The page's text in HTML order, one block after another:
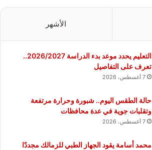
الأشهر
التعليم يحدد موعد بدء الدراسة 2026/2027..
تعرف على التفاصيل
7 أغسطس، 2026
حالة الطقس اليوم.. شبورة وحرارة مرتفعة
وتقلبات جوية في عدة محافظات
7 أغسطس، 2026
محمد أسامة يقود الجهاز الطبي للزمالك مجددًا